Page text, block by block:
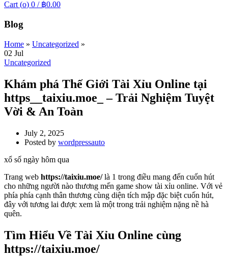
Cart (o) 0 / ฿0.00
Blog
Home » Uncategorized »
02 Jul
Uncategorized
Khám phá Thế Giới Tài Xỉu Online tại
https__taixiu.moe_ – Trải Nghiệm Tuyệt
Vời & An Toàn
July 2, 2025
Posted by wordpressauto
xổ số ngày hôm qua
Trang web https://taixiu.moe/là 1 trong điều mang đến cuốn hút
cho những người nào thương mến game show tài xỉu online. Với vẻ
phía phía cạnh thân thương cùng diện tích mập đặc biệt cuốn hút,
đây với tương lai được xem là một trong trải nghiệm nặng nề hà
quên.
Tìm Hiểu Về Tài Xỉu Online cùng
https://taixiu.moe/